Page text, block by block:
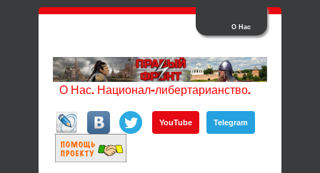
О Нас
О Нас. Национал-либертарианство.
YouTube Telegram